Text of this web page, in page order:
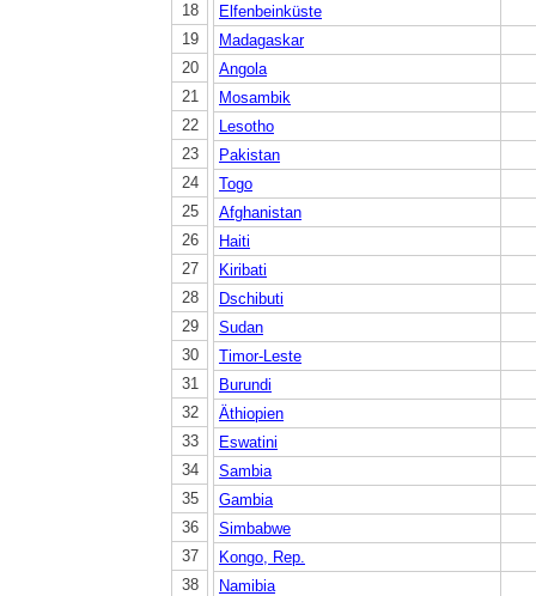
18
19
20
21
22
23
24
25
26
27
28
29
30
31
32
33
34
35
36
37
38
Elfenbeinküste
Madagaskar
Angola
Mosambik
Lesotho
Pakistan
Togo
Afghanistan
Haiti
Kiribati
Dschibuti
Sudan
Timor-Leste
Burundi
Äthiopien
Eswatini
Sambia
Gambia
Simbabwe
Kongo, Rep.
Namibia